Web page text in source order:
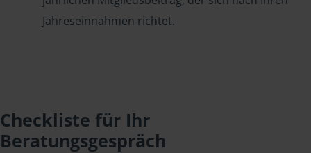
Jahreseinnahmen richtet.
Checkliste für Ihr
Beratungsgespräch